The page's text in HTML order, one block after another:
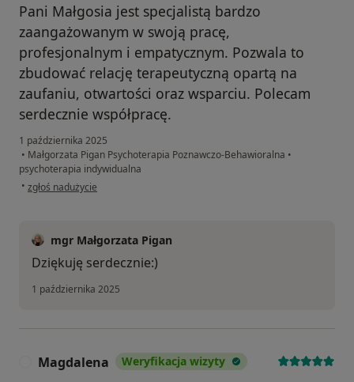
Pani Małgosia jest specjalistą bardzo
zaangażowanym w swoją pracę,
profesjonalnym i empatycznym. Pozwala to
zbudować relację terapeutyczną opartą na
zaufaniu, otwartości oraz wsparciu. Polecam
serdecznie współpracę.
1 października 2025
• Małgorzata Pigan Psychoterapia Poznawczo-Behawioralna •
psychoterapia indywidualna
• w opinii użytkownika Monika
zgłoś nadużycie
mgr Małgorzata Pigan
Dziękuję serdecznie:)
1 października 2025
Magdalena Weryfikacja wizyty